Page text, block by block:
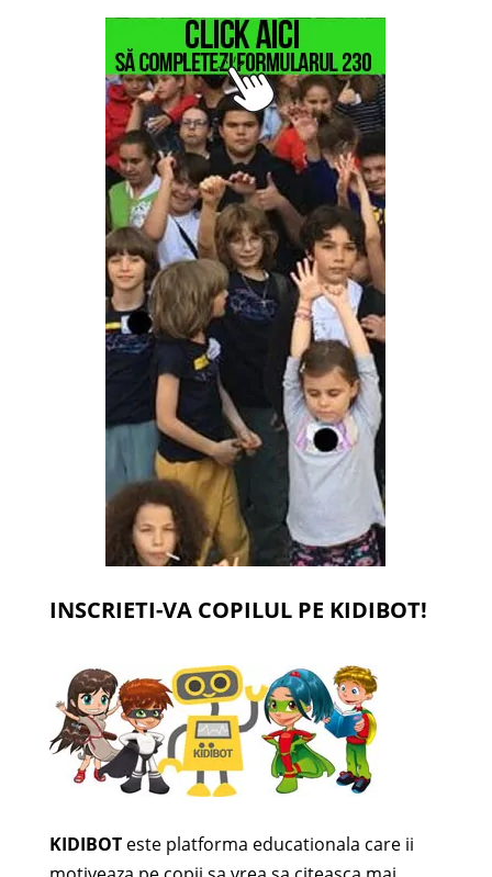
INSCRIETI-VA COPILUL PE KIDIBOT!
KIDIBOTeste platforma educationala care ii